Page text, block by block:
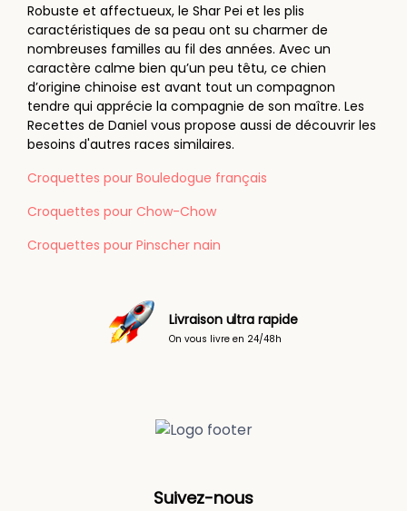
Robuste et affectueux, le Shar Pei et les plis
caractéristiques de sa peau ont su charmer de
nombreuses familles au fil des années. Avec un
caractère calme bien qu’un peu têtu, ce chien
d’origine chinoise est avant tout un compagnon
tendre qui apprécie la compagnie de son maître. Les
Recettes de Daniel vous propose aussi de découvrir les
besoins d'autres races similaires.
Croquettes pour Bouledogue français
Croquettes pour Chow-Chow
Croquettes pour Pinscher nain
Paiement sécurisé
Faites vos achats en toute tranquilité
Suivez-nous